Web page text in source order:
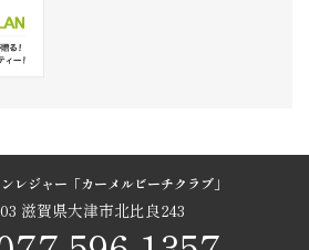
レジャー「カーメルビーチクラブ」
滋賀県大津市北比良243